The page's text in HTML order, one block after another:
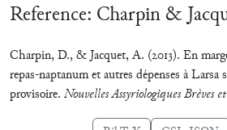
Reference: Charpin &
Charpin, D., & Jacquet, A. (2013). En
repas-naptanum et autres dépenses à
provisoire. Nouvelles Assyriologiques Brèves